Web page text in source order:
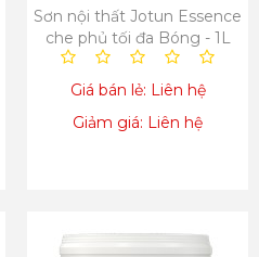
Sơn nội thất Jotun Essence
che phủ tối đa Bóng - 1L
Giá bán lẻ: Liên hệ
Giảm giá: Liên hệ